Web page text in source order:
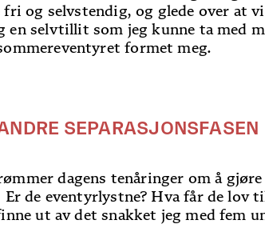
fri og selvstendig, og glede over at
en selvtillit som jeg kunne ta med
formet meg.
SEPARASJONSFASEN
dagens tenåringer om å
Er de eventyrlystne? Hva får de lov
ut av det snakket jeg med fem